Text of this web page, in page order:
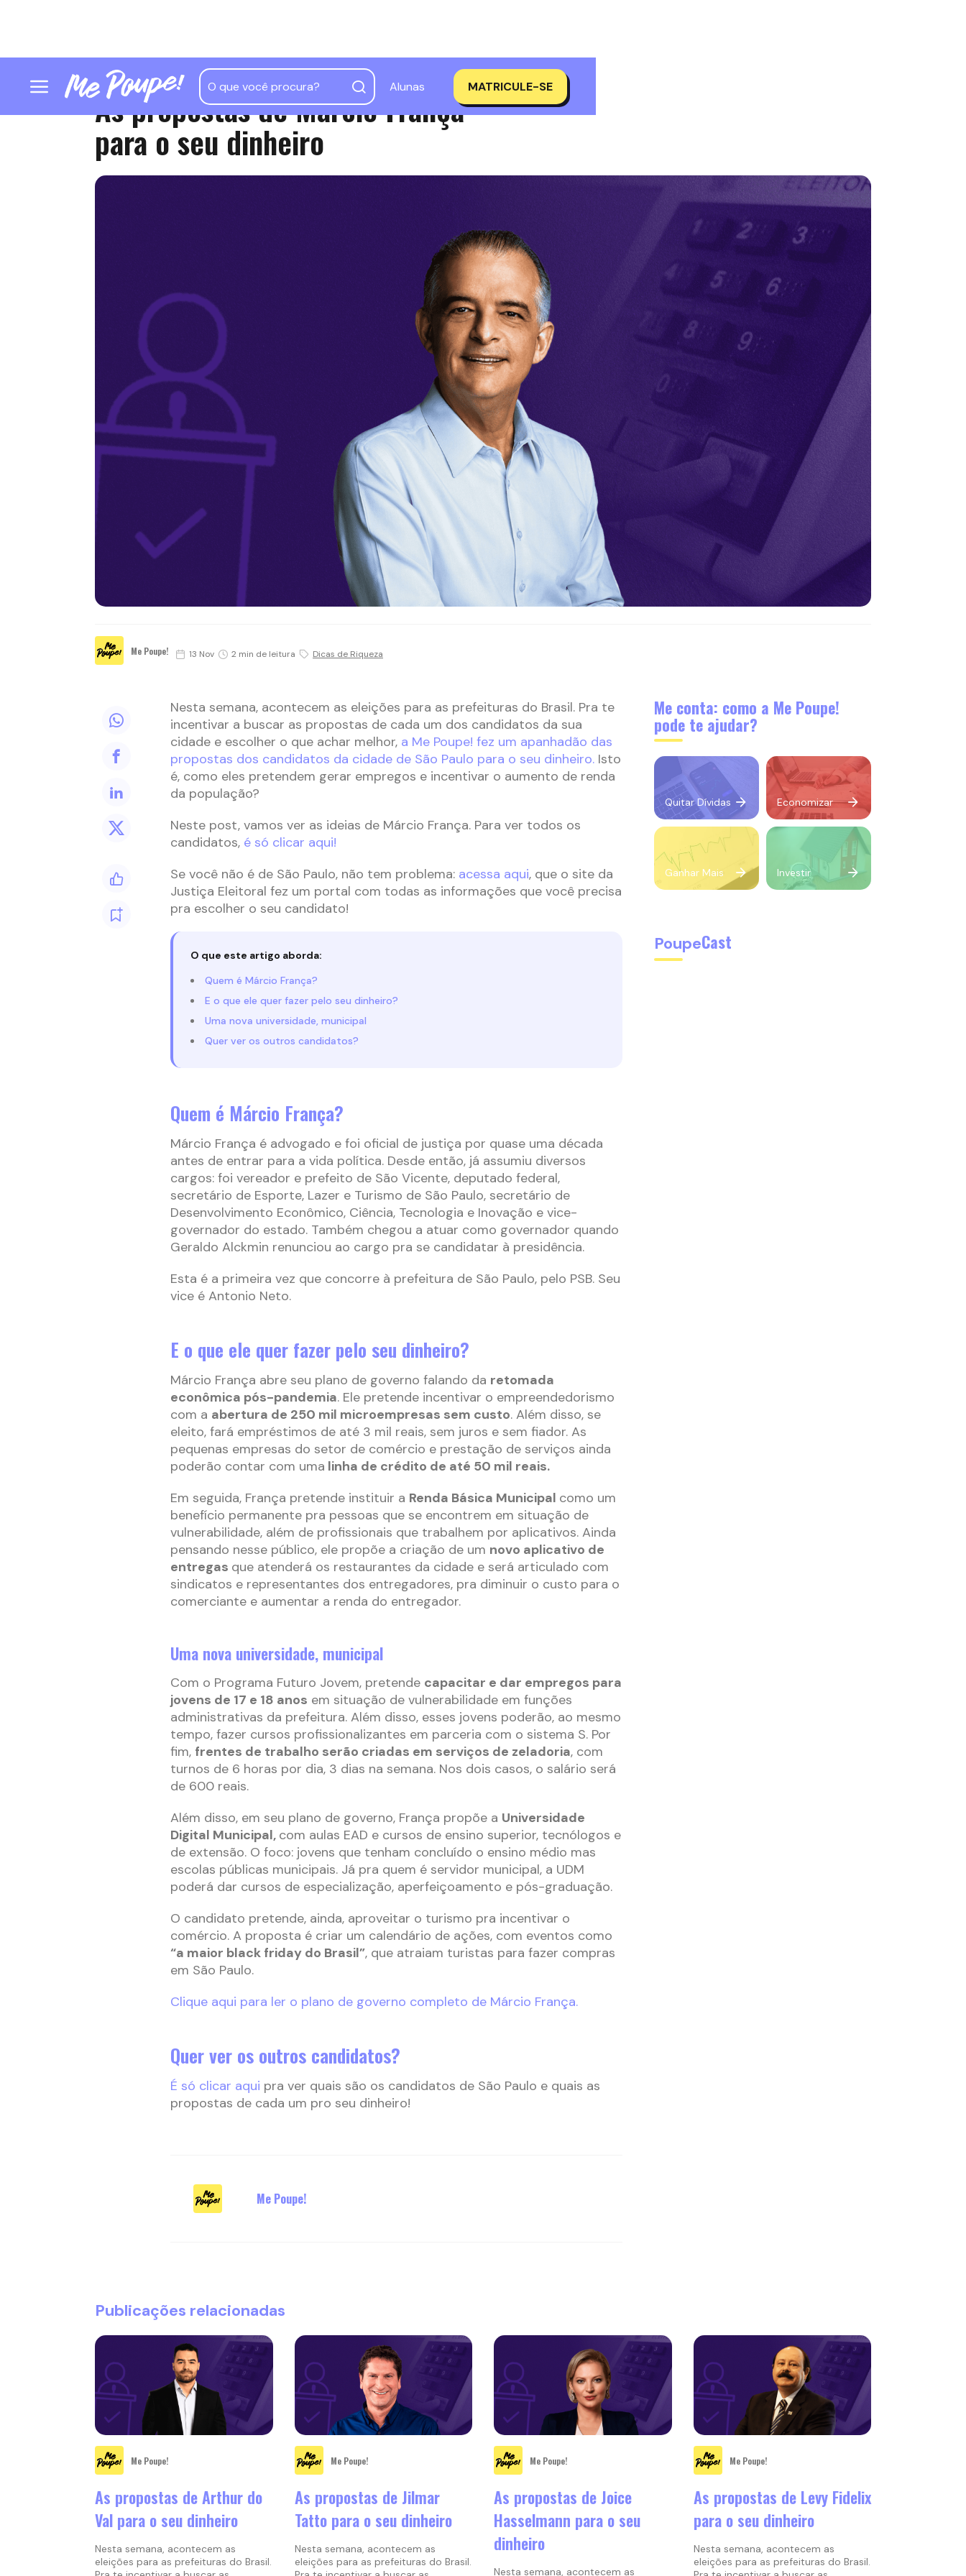
Alunas MATRICULE-SE
As propostas de Márcio França
para o seu dinheiro
Me Poupe! 13 Nov 2 min de leitura Dicas de Riqueza
Nesta semana, acontecem as eleições para as prefeituras do Brasil. Pra te
incentivar a buscar as propostas de cada um dos candidatos da sua
cidade e escolher o que achar melhor,a Me Poupe! fez um apanhadão das
propostas dos candidatos da cidade de São Paulo para o seu dinheiro.Isto
é, como eles pretendem gerar empregos e incentivar o aumento de renda
da população?
Neste post, vamos ver as ideias de Márcio França. Para ver todos os
candidatos, é só clicar aqui!
Se você não é de São Paulo, não tem problema: acessa aqui, que o site da
Justiça Eleitoral fez um portal com todas as informações que você precisa
pra escolher o seu candidato!
O que este artigo aborda:
Quem é Márcio França?
E o que ele quer fazer pelo seu dinheiro?
Uma nova universidade, municipal
Quer ver os outros candidatos?
Quem é Márcio França?
Márcio França é advogado e foi oficial de justiça por quase uma década
antes de entrar para a vida política. Desde então, já assumiu diversos
cargos: foi vereador e prefeito de São Vicente, deputado federal,
secretário de Esporte, Lazer e Turismo de São Paulo, secretário de
Desenvolvimento Econômico, Ciência, Tecnologia e Inovação e vice-
governador do estado. Também chegou a atuar como governador quando
Geraldo Alckmin renunciou ao cargo pra se candidatar à presidência.
Esta é a primeira vez que concorre à prefeitura de São Paulo, pelo PSB. Seu
vice é Antonio Neto.
E o que ele quer fazer pelo seu dinheiro?
Márcio França abre seu plano de governo falando da retomada
econômica pós-pandemia. Ele pretende incentivar o empreendedorismo
com a abertura de 250 mil microempresas sem custo. Além disso, se
eleito, fará empréstimos de até 3 mil reais, sem juros e sem fiador. As
pequenas empresas do setor de comércio e prestação de serviços ainda
poderão contar com uma linha de crédito de até 50 mil reais.
Em seguida, França pretende instituir a Renda Básica Municipal como um
benefício permanente pra pessoas que se encontrem em situação de
vulnerabilidade, além de profissionais que trabalhem por aplicativos. Ainda
pensando nesse público, ele propõe a criação de um novo aplicativo de
entregas que atenderá os restaurantes da cidade e será articulado com
sindicatos e representantes dos entregadores, pra diminuir o custo para o
comerciante e aumentar a renda do entregador.
Uma nova universidade, municipal
Com o Programa Futuro Jovem, pretende capacitar e dar empregos para
jovens de 17 e 18 anos em situação de vulnerabilidade em funções
administrativas da prefeitura. Além disso, esses jovens poderão, ao mesmo
tempo, fazer cursos profissionalizantes em parceria com o sistema S. Por
fim, frentes de trabalho serão criadas em serviços de zeladoria, com
turnos de 6 horas por dia, 3 dias na semana. Nos dois casos, o salário será
de 600 reais.
Além disso, em seu plano de governo, França propõe a Universidade
Digital Municipal, com aulas EAD e cursos de ensino superior, tecnólogos e
de extensão. O foco: jovens que tenham concluído o ensino médio mas
escolas públicas municipais. Já pra quem é servidor municipal, a UDM
poderá dar cursos de especialização, aperfeiçoamento e pós-graduação.
O candidato pretende, ainda, aproveitar o turismo pra incentivar o
comércio. A proposta é criar um calendário de ações, com eventos como
“a maior black friday do Brasil”, que atraiam turistas para fazer compras
em São Paulo.
Clique aqui para ler o plano de governo completo de Márcio França.
Quer ver os outros candidatos?
É só clicar aqui pra ver quais são os candidatos de São Paulo e quais as
propostas de cada um pro seu dinheiro!
Me Poupe!
Me conta: como a Me Poupe!
pode te ajudar?
Quitar Dívidas Economizar
Ganhar Mais Investir
PoupeCast
Publicações relacionadas
Me Poupe!
As propostas de Arthur do
Val para o seu dinheiro
Nesta semana, acontecem as
eleições para as prefeituras do Brasil.
Me Poupe!
As propostas de Jilmar
Tatto para o seu dinheiro
Nesta semana, acontecem as
eleições para as prefeituras do Brasil.
Me Poupe!
As propostas de Joice
Hasselmann para o seu
dinheiro
Nesta semana, acontecem as
Me Poupe!
As propostas de Levy Fidelix
para o seu dinheiro
Nesta semana, acontecem as
eleições para as prefeituras do Brasil.